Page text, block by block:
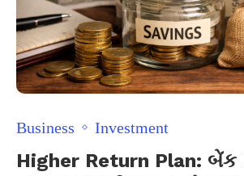
Business Investment
Higher Return Plan: બેંક